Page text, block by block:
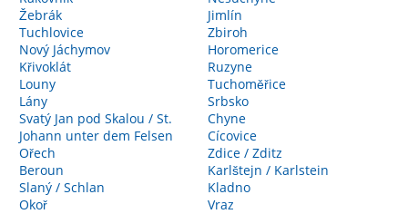
Žebrák
Tuchlovice
Nový Jáchymov
Křivoklát
Louny
Lány
Svatý Jan pod Skalou / St.
Johann unter dem Felsen
Ořech
Beroun
Slaný / Schlan
Okoř
Jimlín
Zbiroh
Horomerice
Ruzyne
Tuchoměřice
Srbsko
Chyne
Cícovice
Zdice / Zditz
Karlštejn / Karlstein
Kladno
Vraz